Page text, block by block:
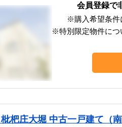
会員登録で
※購入希望条件
※特別限定物件につ
杷庄大堀 中古一戸建て（